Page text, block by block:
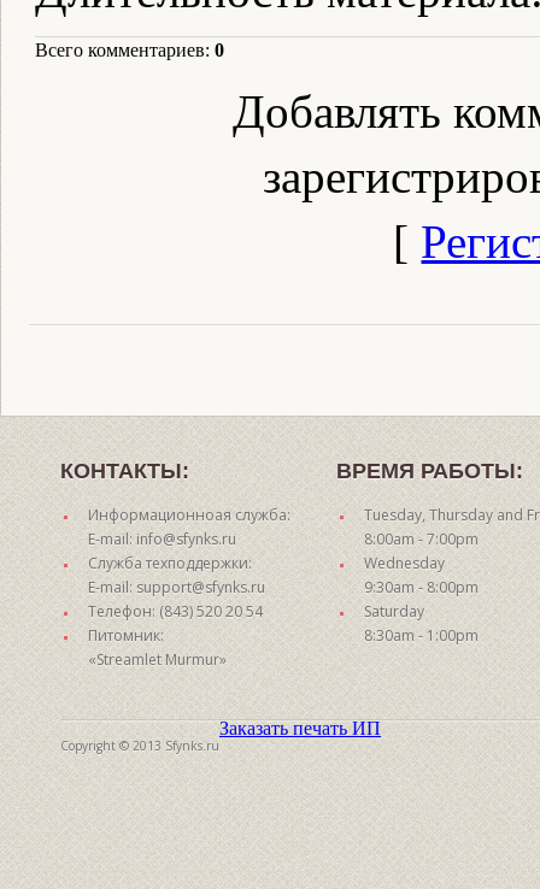
Всего комментариев: 0
Добавлять
[
КОНТАКТЫ:
Информационноая служба:
E-mail: info@sfynks.ru
Служба техподдержки:
E-mail: support@sfynks.ru
Телефон: (843) 520 20 54
Питомник:
«Streamlet Murmur»
ВРЕМЯ РАБОТЫ:
Tuesday, Thursday and
8:00am - 7:00pm
Wednesday
9:30am - 8:00pm
Saturday
8:30am - 1:00pm
Copyright © 2013 Sfynks.ru
Заказать печать ИП